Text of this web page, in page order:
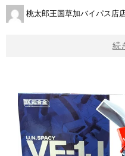
桃太郎王国草加バイパス店
続